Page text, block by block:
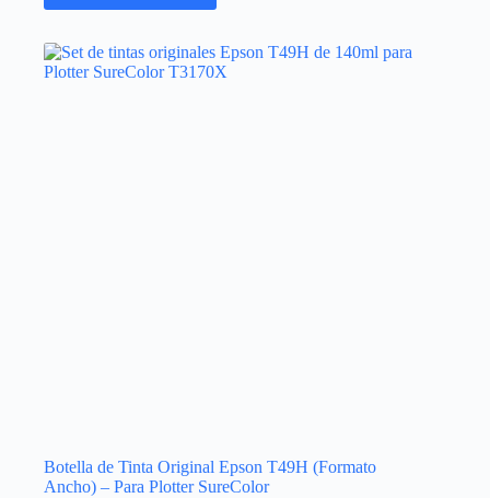
Botella de Tinta Original Epson T49H (Formato
Ancho) – Para Plotter SureColor